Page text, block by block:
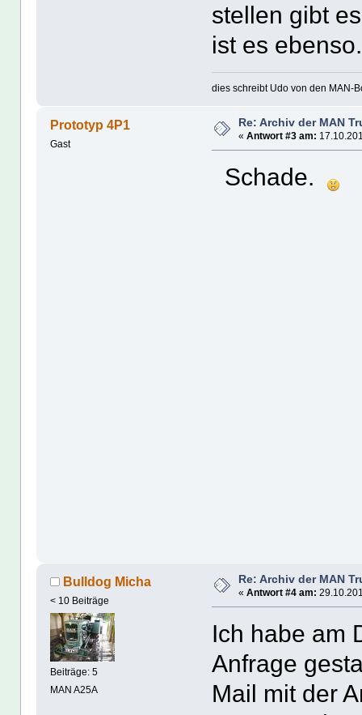
stellen gibt
ist es
dies schreibt Udo von den MAN-
Prototyp 4P1
Gast
Re: Archiv der MAN
« Antwort #3 am:
Schade.
Bulldog Micha
< 10 Beiträge
Beiträge: 5
MAN A25A
Re: Archiv der MAN
« Antwort #4 am:
Ich habe am
Anfrage
Mail mit der